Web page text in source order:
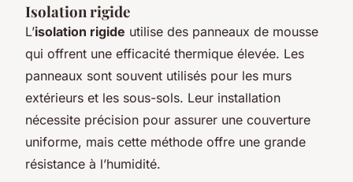
Isolation rigide
L’isolation rigide utilise des panneaux de mousse
qui offrent une efficacité thermique élevée. Les
panneaux sont souvent utilisés pour les murs
extérieurs et les sous-sols. Leur installation
nécessite précision pour assurer une couverture
uniforme, mais cette méthode offre une grande
résistance à l’humidité.